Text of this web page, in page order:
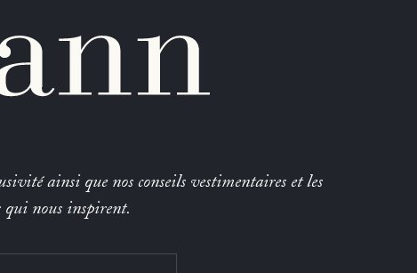
ainsi que nos conseils vestimentaires et les
qui nous inspirent.